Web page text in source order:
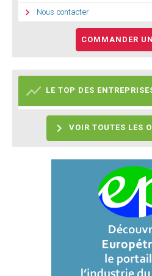
 Nous contacter
COMMANDER
 LE TOP DES
 VOIR TOUTES LES